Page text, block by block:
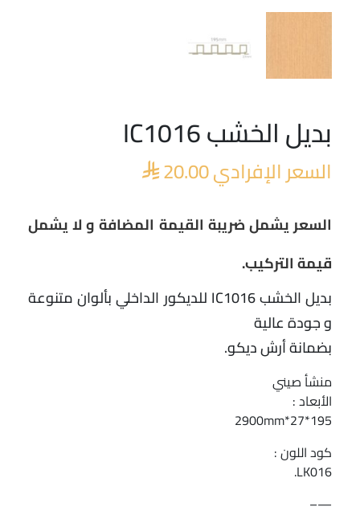
بديل الخشب IC1016
السعر الإفرادي 20.00
السعر يشمل ضريبة القيمة المضافة و لا يشمل
قيمة التركيب.
بديل الخشب IC1016 للديكور الداخلي بألوان متنوعة
و جودة عالية
بضمانة أرش ديكو.
منشأ صيني
الأبعاد :
195*27*2900mm
كود اللون :
LK016.
—–